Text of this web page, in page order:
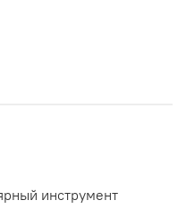
инструмент